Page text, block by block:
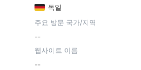
독일
주요 방문 국가/지역
--
웹사이트 이름
--